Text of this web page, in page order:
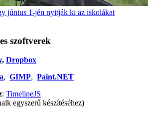
június 1-jén nyitják ki az iskolákat
szoftverek
, Dropbox
, GIMP, Paint.NET
: TimelineJS
egyszerű készítéséhez)